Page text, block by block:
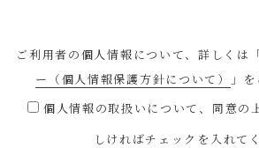
ご利用者の個人情報について、詳しくは
ー（個人情報保護方針について）
」
個人情報の取扱いについて、同意の
しければチェックを入れて